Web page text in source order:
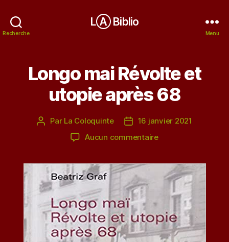
Recherche
LⒶ Biblio
Menu
Longo mai Révolte et
utopie après 68
Auteur
Par La Coloquinte
Date16 janvier 2021
Aucun commentairesur
Révolte
utopie
68